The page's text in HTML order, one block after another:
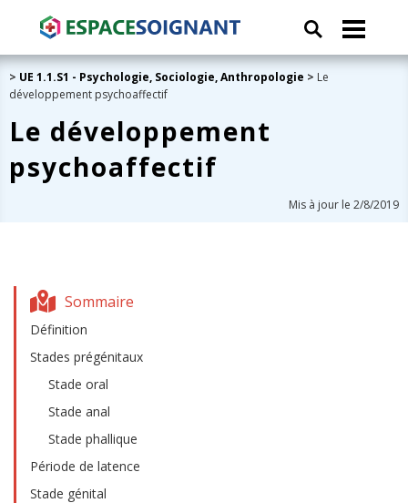
> UE 1.1.S1 - Psychologie, Sociologie, Anthropologie > Le
développement psychoaffectif
Le développement
psychoaffectif
Mis à jour le 2/8/2019
Sommaire
Définition
Stades prégénitaux
Stade oral
Stade anal
Stade phallique
Période de latence
Stade génital